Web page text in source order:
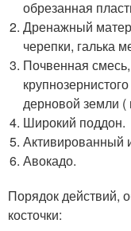
обрезанная
Дренажный
черепки, галька
Почвенная
дерновой земли (
Широкий поддон.
Активированный
Авокадо.
Порядок действий,
косточки: